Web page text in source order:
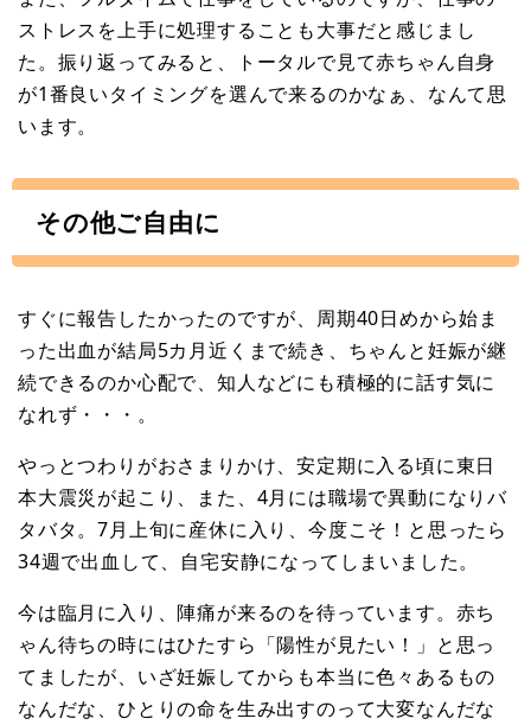
ストレスを上手に処理することも大事だと感じまし
た。振り返ってみると、トータルで見て赤ちゃん自身
が1番良いタイミングを選んで来るのかなぁ、なんて思
います。
その他ご自由に
すぐに報告したかったのですが、周期40日めから始ま
った出血が結局5カ月近くまで続き、ちゃんと妊娠が継
続できるのか心配で、知人などにも積極的に話す気に
なれず・・・。
やっとつわりがおさまりかけ、安定期に入る頃に東日
本大震災が起こり、また、4月には職場で異動になりバ
タバタ。7月上旬に産休に入り、今度こそ！と思ったら
34週で出血して、自宅安静になってしまいました。
今は臨月に入り、陣痛が来るのを待っています。赤ち
ゃん待ちの時にはひたすら「陽性が見たい！」と思っ
てましたが、いざ妊娠してからも本当に色々あるもの
なんだな、ひとりの命を生み出すのって大変なんだな